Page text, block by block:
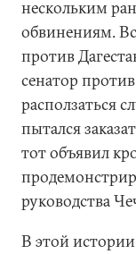
нескольким
обвинениям.
против
сенатор
расползаться
пытался
тот объявил
руководства
В этой